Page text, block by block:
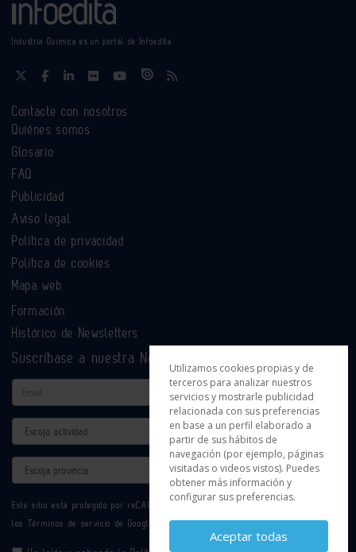
Industria Química es un portal de Infoedita
Contacte con nosotros
Quiénes somos
Glosario
FAQ
Publicidad
Aviso legal
Política de privacidad
Política de cookies
Mapa web
Formación
Histórico de Newsletters
Suscríbase a nuestra Newsletter
Email
Actividad
Provincia
Este sitio está protegido por reCAPTCHA y se aplican la
los Términos de servicio de Google.
Utilizamos cookies propias y de
terceros para analizar nuestros
servicios y mostrarle publicidad
relacionada con sus preferencias
en base a un perfil elaborado a
partir de sus hábitos de
navegación (por ejemplo, páginas
visitadas o videos vistos). Puedes
obtener más información y
configurar sus preferencias.
Aceptar todas